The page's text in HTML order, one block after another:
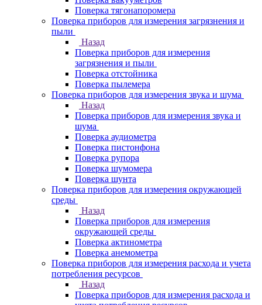
Поверка тягонапоромера
Поверка приборов для измерения загрязнения и
пыли
Назад
Поверка приборов для измерения
загрязнения и пыли
Поверка отстойника
Поверка пылемера
Поверка приборов для измерения звука и шума
Назад
Поверка приборов для измерения звука и
шума
Поверка аудиометра
Поверка пистонфона
Поверка рупора
Поверка шумомера
Поверка шунта
Поверка приборов для измерения окружающей
среды
Назад
Поверка приборов для измерения
окружающей среды
Поверка актинометра
Поверка анемометра
Поверка приборов для измерения расхода и учета
потребления ресурсов
Назад
Поверка приборов для измерения расхода и